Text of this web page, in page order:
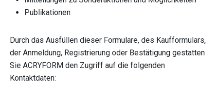
Publikationen
Durch das Ausfüllen dieser Formulare, des Kaufformulars,
der Anmeldung, Registrierung oder Bestätigung gestatten
Sie ACRYFORM den Zugriff auf die folgenden
Kontaktdaten: